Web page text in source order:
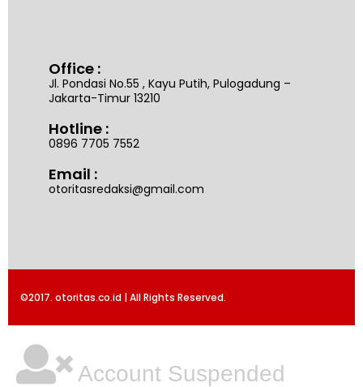
Office :
Jl. Pondasi No.55 , Kayu Putih, Pulogadung –
Jakarta-Timur 13210
Hotline :
0896 7705 7552
Email :
otoritasredaksi@gmail.com
©2017. otoritas.co.id | All Rights Reserved.
Account Suspended